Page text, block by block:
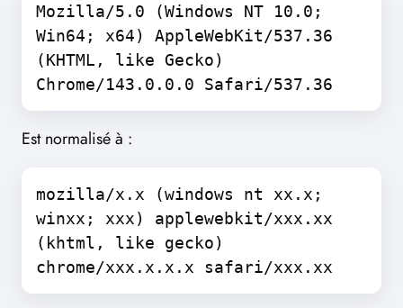
Mozilla/5.0 (Windows NT 10.0;
Win64; x64) AppleWebKit/537.36
(KHTML, like Gecko)
Chrome/143.0.0.0 Safari/537.36
Est normalisé à :
mozilla/x.x (windows nt xx.x;
winxx; xxx) applewebkit/xxx.xx
(khtml, like gecko)
chrome/xxx.x.x.x safari/xxx.xx